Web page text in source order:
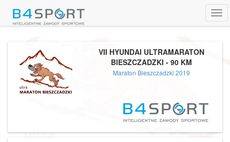
VII HYUNDAI ULTRAMARATON
BIESZCZADZKI - 90 KM
Maraton Bieszczadzki 2019